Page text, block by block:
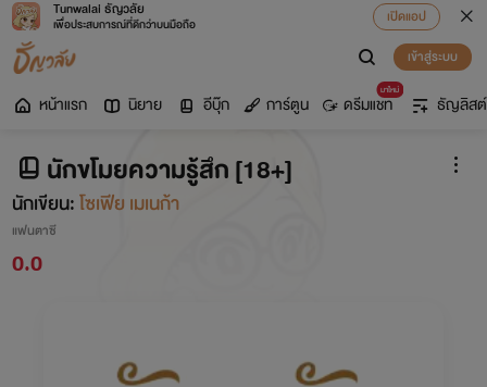
Tunwalai ธัญวลัย
เพื่อประสบการณ์ที่ดีกว่าบนมือถือ
เปิดแอป
เข้าสู่ระบบ
หน้าแรก นิยาย อีบุ๊ก การ์ตูน
มาใหม่
ดรีมแชท ธัญลิสต์
นักขโมยความรู้สึก [18+]
นักเขียน:โซเฟีย เมเนก้า
แฟนตาซี
0.0